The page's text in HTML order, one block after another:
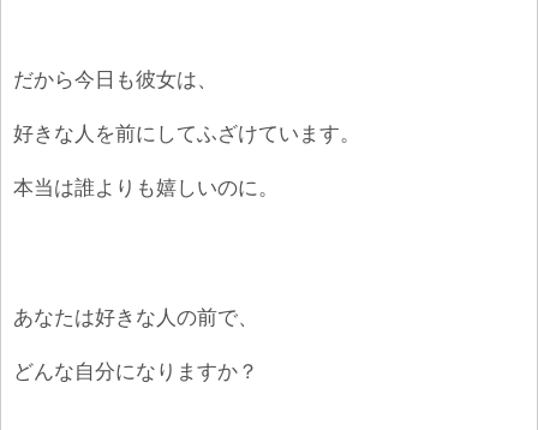
だから今日も彼女は、
好きな人を前にしてふざけています。
本当は誰よりも嬉しいのに。
あなたは好きな人の前で、
どんな自分になりますか？